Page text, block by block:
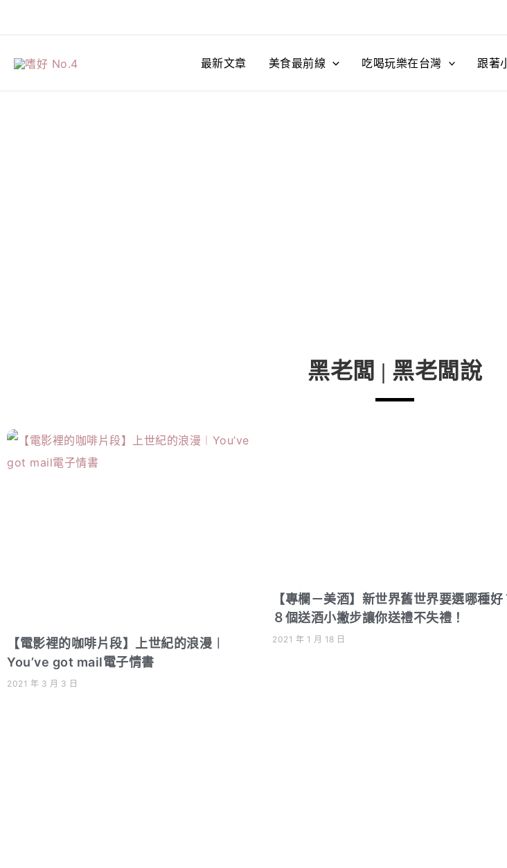
至
最新文章 美食最前線 吃喝玩樂在台灣 跟著
黑老闆 | 黑老闆說
【電影裡的咖啡片段】上世紀的浪漫︱
You’ve got mail電子情書
2021 年 3 月 3 日
【專欄－美酒】新世界舊世界要選哪種好
８個送酒小撇步讓你送禮不失禮！
2021 年 1 月 18 日